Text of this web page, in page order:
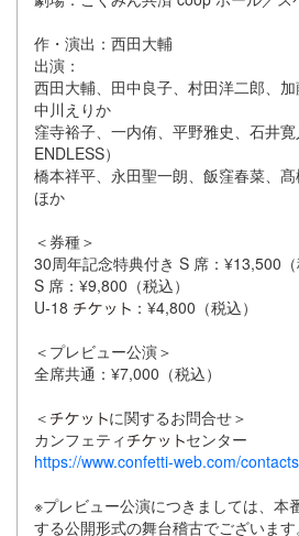
作・演出：西田大輔
出演：
西田大輔、田中良子、村田洋二郎、加
中川えりか
窪寺裕子、一内侑、平野雅史、石井
ENDLESS）
橋本祥平、永田聖一朗、飯窪春菜、
ほか
＜券種＞
30周年記念特典付き S 席：¥13,500（
S 席：¥9,800（税込）
U-18
：¥4,800（税込）
＜プレビュー公演＞
全席共通：¥7,000（税込）
＜
に関するお問合せ＞
カンフェティ
センター
https://www.confetti-web.com/contacts
※プレビュー公演につきましては、本
する公開形式の舞台稽古でございます。